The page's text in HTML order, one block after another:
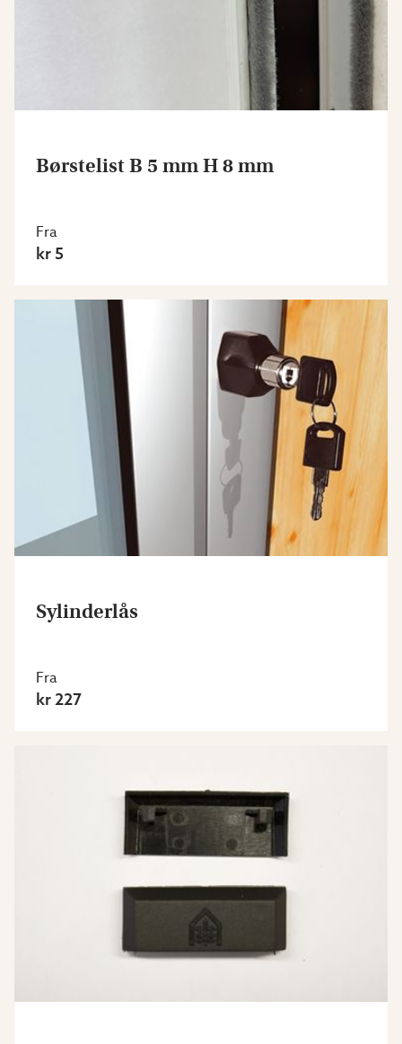
Børstelist B 5 mm H 8 mm
Fra
kr 5
Sylinderlås
Fra
kr 227